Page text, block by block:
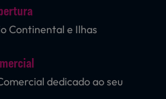
Continental e Ilhas
dedicado ao seu